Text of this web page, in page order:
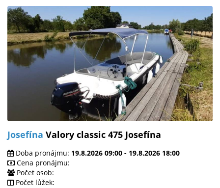
Josefína Valory classic 475 Josefína
Doba pronájmu: 19.8.2026 09:00 - 19.8.2026 18:00
Cena pronájmu:
Počet osob:
Počet lůžek: